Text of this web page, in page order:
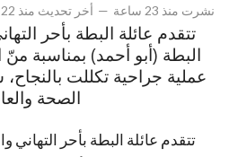
نشرت منذ 23 ساعة — أخر تحديث منذ 22 ساعة
تتقدم عائلة البطة بأحر
البطة (أبو أحمد) بمناسبة منّ
عملية جراحية تكللت بالنجاح،
الصحة
تتقدم عائلة البطة بأحر التهاني